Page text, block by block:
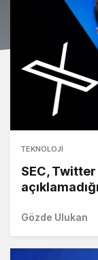
TEKNOLOJI
SEC, Twitter
Gözde Ulukan